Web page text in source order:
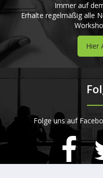
Immer auf
Erhalte regelmäßig alle
Hier
Folge uns auf